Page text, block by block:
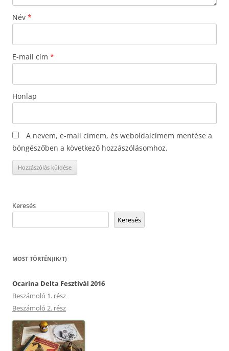
Név *
E-mail cím *
Honlap
A nevem, e-mail címem, és weboldalcímem mentése a
böngészőben a következő hozzászólásomhoz.
Keresés
Keresés
MOST TÖRTÉN(IK/T)
Ocarina Delta Fesztivál 2016
Beszámoló 1. rész
Beszámoló 2. rész